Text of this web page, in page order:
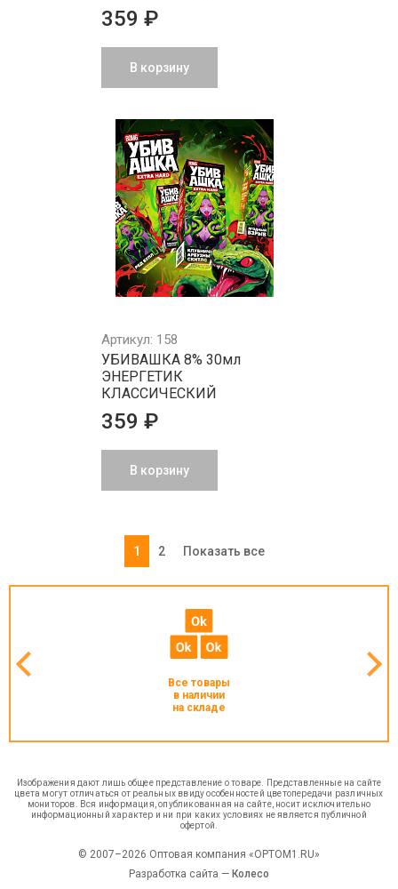
359 ₽
В корзину
Артикул: 158
УБИВАШКА 8% 30мл
ЭНЕРГЕТИК
КЛАССИЧЕСКИЙ
359 ₽
В корзину
1 2 Показать все
Все товары
в наличии
на складе
Изображения дают лишь общее представление о товаре. Представленные на сайте
цвета могут отличаться от реальных ввиду особенностей цветопередачи различных
мониторов. Вся информация, опубликованная на сайте, носит исключительно
информационный характер и ни при каких условиях не является публичной
офертой.
© 2007–2026 Оптовая компания «OPTOM1.RU»
Разработка сайта — Колесо